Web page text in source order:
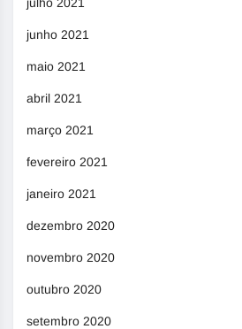
junho 2021
maio 2021
abril 2021
março 2021
fevereiro 2021
janeiro 2021
dezembro 2020
novembro 2020
outubro 2020
setembro 2020